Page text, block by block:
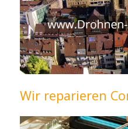
Wir reparieren